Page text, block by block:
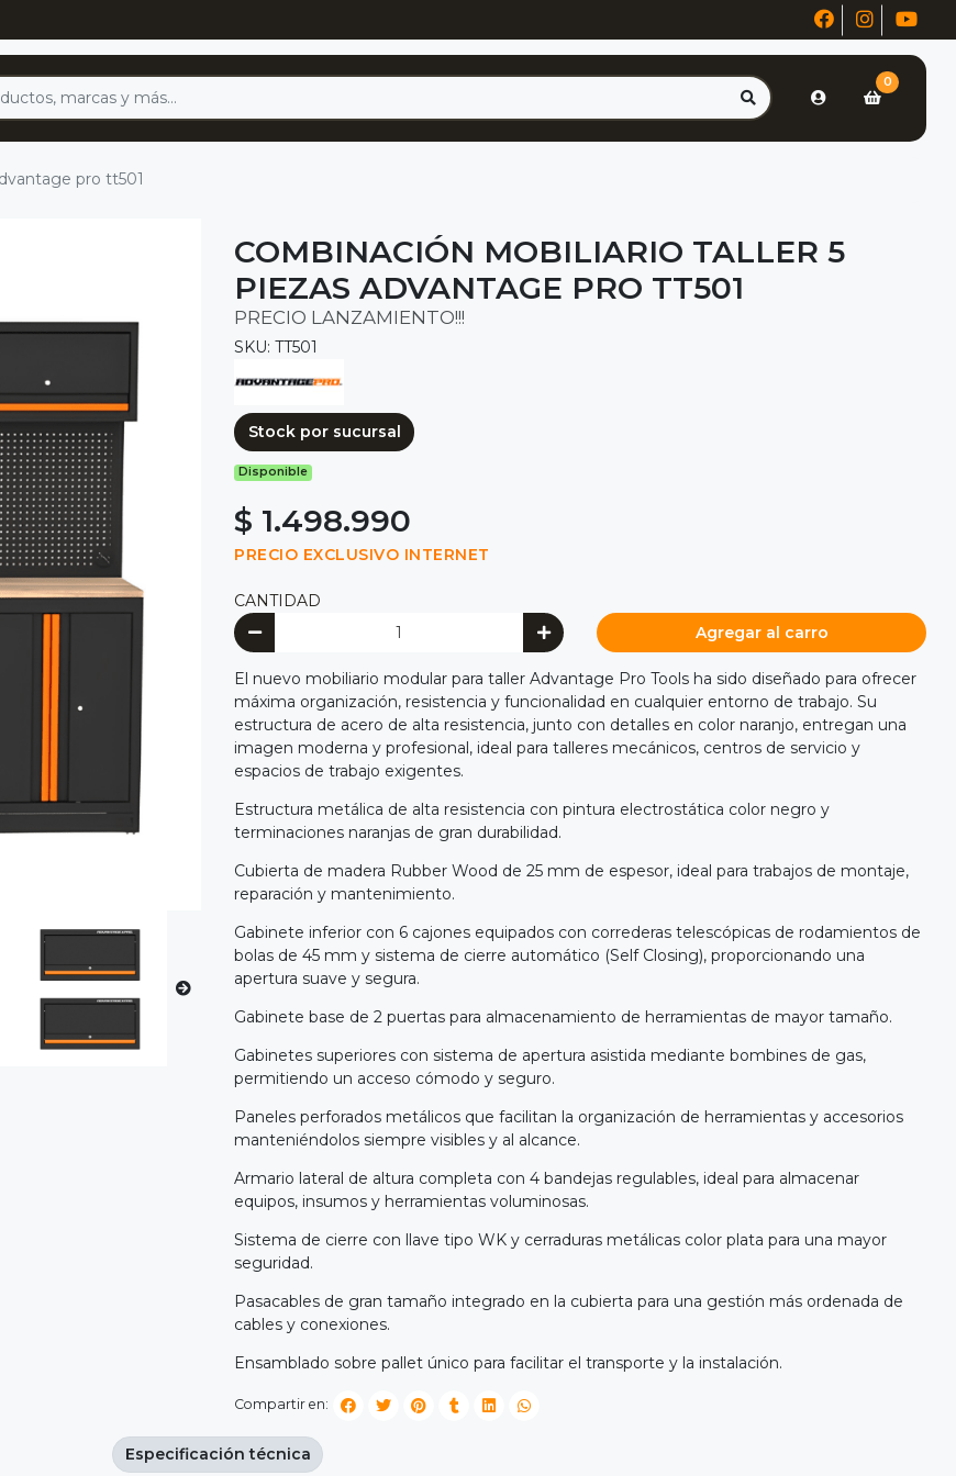
0
pro tt501
COMBINACIÓN MOBILIARIO TALLER 5
PIEZAS ADVANTAGE PRO TT501
PRECIO LANZAMIENTO!!!
SKU: TT501
Stock por sucursal
Disponible
$ 1.498.990
PRECIO EXCLUSIVO INTERNET
CANTIDAD
Agregar al carro
El nuevo mobiliario modular para taller Advantage Pro Tools ha sido diseñado para ofrecer
máxima organización, resistencia y funcionalidad en cualquier entorno de trabajo. Su
estructura de acero de alta resistencia, junto con detalles en color naranjo, entregan una
imagen moderna y profesional, ideal para talleres mecánicos, centros de servicio y
espacios de trabajo exigentes.
Estructura metálica de alta resistencia con pintura electrostática color negro y
terminaciones naranjas de gran durabilidad.
Cubierta de madera Rubber Wood de 25 mm de espesor, ideal para trabajos de montaje,
reparación y mantenimiento.
Gabinete inferior con 6 cajones equipados con correderas telescópicas de rodamientos de
bolas de 45 mm y sistema de cierre automático (Self Closing), proporcionando una
apertura suave y segura.
Gabinete base de 2 puertas para almacenamiento de herramientas de mayor tamaño.
Gabinetes superiores con sistema de apertura asistida mediante bombines de gas,
permitiendo un acceso cómodo y seguro.
Paneles perforados metálicos que facilitan la organización de herramientas y accesorios
manteniéndolos siempre visibles y al alcance.
Armario lateral de altura completa con 4 bandejas regulables, ideal para almacenar
equipos, insumos y herramientas voluminosas.
Sistema de cierre con llave tipo WK y cerraduras metálicas color plata para una mayor
seguridad.
Pasacables de gran tamaño integrado en la cubierta para una gestión más ordenada de
cables y conexiones.
Ensamblado sobre pallet único para facilitar el transporte y la instalación.
Compartir en:
Especificación técnica